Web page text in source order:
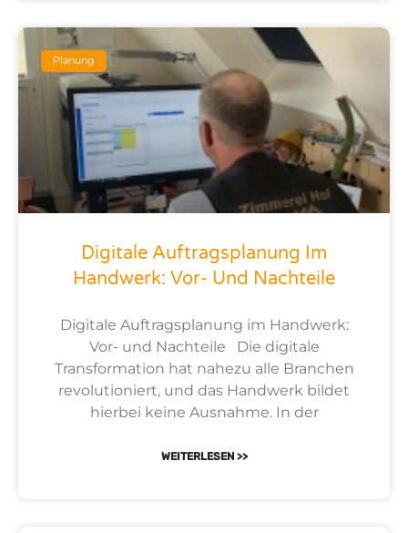
Planung
Digitale Auftragsplanung Im
Handwerk: Vor- Und Nachteile
Digitale Auftragsplanung im Handwerk:
Vor- und Nachteile Die digitale
Transformation hat nahezu alle Branchen
revolutioniert, und das Handwerk bildet
hierbei keine Ausnahme. In der
WEITERLESEN >>